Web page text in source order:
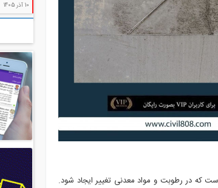
در رطوبت و مواد معدنی تغییر ایجاد شود.
10 آذر 1405